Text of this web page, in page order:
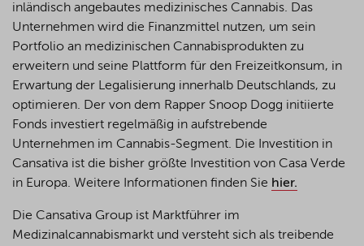
inländisch angebautes medizinisches Cannabis. Das
Unternehmen wird die Finanzmittel nutzen, um sein
Portfolio an medizinischen Cannabisprodukten zu
erweitern und seine Plattform für den Freizeitkonsum, in
Erwartung der Legalisierung innerhalb Deutschlands, zu
optimieren. Der von dem Rapper Snoop Dogg initiierte
Fonds investiert regelmäßig in aufstrebende
Unternehmen im Cannabis-Segment. Die Investition in
Cansativa ist die bisher größte Investition von Casa Verde
in Europa. Weitere Informationen finden Sie hier.
Die Cansativa Group ist Marktführer im
Medizinalcannabismarkt und versteht sich als treibende